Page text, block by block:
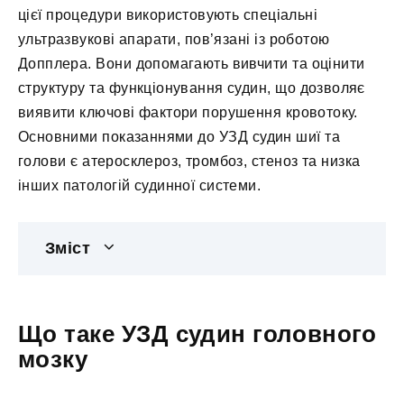
цієї процедури використовують спеціальні
ультразвукові апарати, пов’язані із роботою
Допплера. Вони допомагають вивчити та оцінити
структуру та функціонування судин, що дозволяє
виявити ключові фактори порушення кровотоку.
Основними показаннями до УЗД судин шиї та
голови є атеросклероз, тромбоз, стеноз та низка
інших патологій судинної системи.
Зміст
Що таке УЗД судин головного
мозку